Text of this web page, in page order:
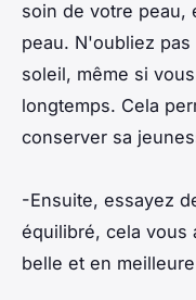
soin de votre peau,
peau. N'oubliez
soleil, même si
longtemps. Cela
conserver sa
-Ensuite, essayez
équilibré, cela vous
belle et en